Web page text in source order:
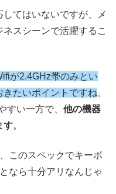
てはいないですが、メ
スシーンで活躍するこ
が2.4GHz帯のみとい
きたいポイントですね。
すい一方で、 他の機器
す。
このスペックでキーボ
なら十分アリなんじゃ